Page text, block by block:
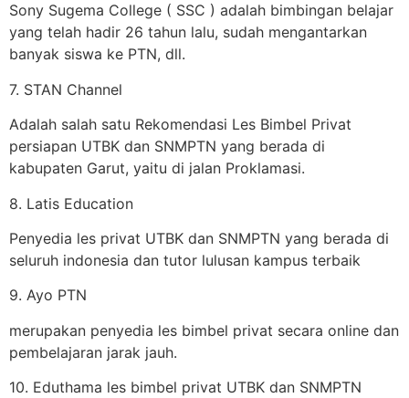
Sony Sugema College ( SSC ) adalah bimbingan belajar
yang telah hadir 26 tahun lalu, sudah mengantarkan
banyak siswa ke PTN, dll.
7. STAN Channel
Adalah salah satu Rekomendasi Les Bimbel Privat
persiapan UTBK dan SNMPTN yang berada di
kabupaten Garut, yaitu di jalan Proklamasi.
8. Latis Education
Penyedia les privat UTBK dan SNMPTN yang berada di
seluruh indonesia dan tutor lulusan kampus terbaik
9. Ayo PTN
merupakan penyedia les bimbel privat secara online dan
pembelajaran jarak jauh.
10. Eduthama les bimbel privat UTBK dan SNMPTN